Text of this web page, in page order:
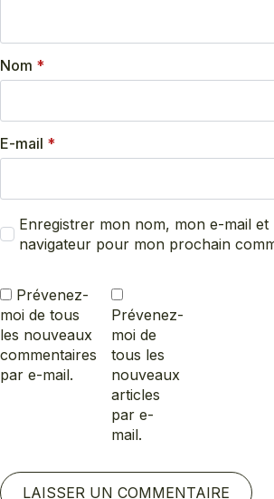
Nom *
E-mail *
Enregistrer mon nom, mon e-mail et
navigateur pour mon prochain
Prévenez-
moi de tous
les nouveaux
commentaires
par e-mail.
Prévenez-
moi de
tous les
nouveaux
articles
par e-
mail.